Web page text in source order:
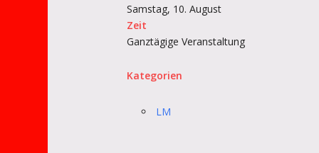
Samstag, 10. August
Zeit
Ganztägige Veranstaltung
Kategorien
LM